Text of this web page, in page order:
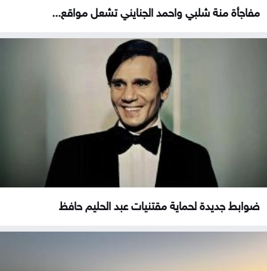
مفاجأة منة شلبي واحمد الجنايني تشعل مواقع...
ضوابط جديدة لحماية مقتنيات عبد الحليم حافظ